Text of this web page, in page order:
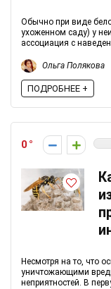
Обычно при виде
ухоженном саду) у
ассоциация с
Ольга Полякова
ПОДРОБНЕЕ +
0
Несмотря на то, что
уничтожающими
неприятностей. В